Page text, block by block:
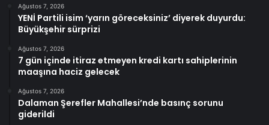
Ağustos 7, 2026
YENİ Partili isim ‘yarın göreceksiniz’ diyerek duyurdu:
Büyükşehir sürprizi
Ağustos 7, 2026
7 gün içinde itiraz etmeyen kredi kartı sahiplerinin
maaşına haciz gelecek
Ağustos 7, 2026
Dalaman Şerefler Mahallesi’nde basınç sorunu
giderildi